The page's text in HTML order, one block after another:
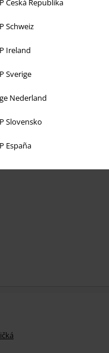
Česká Republika
Schweiz
Ireland
Sverige
Nederland
Slovensko
España